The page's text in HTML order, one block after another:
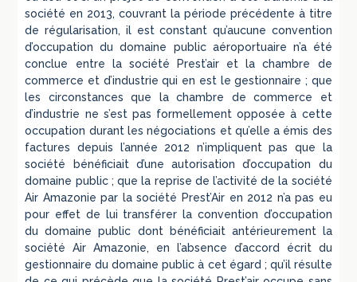
société en 2013, couvrant la période précédente à titre
de régularisation, il est constant qu’aucune convention
d’occupation du domaine public aéroportuaire n’a été
conclue entre la société Prest’air et la chambre de
commerce et d’industrie qui en est le gestionnaire ; que
les circonstances que la chambre de commerce et
d’industrie ne s’est pas formellement opposée à cette
occupation durant les négociations et qu’elle a émis des
factures depuis l’année 2012 n’impliquent pas que la
société bénéficiait d’une autorisation d’occupation du
domaine public ; que la reprise de l’activité de la société
Air Amazonie par la société Prest’Air en 2012 n’a pas eu
pour effet de lui transférer la convention d’occupation
du domaine public dont bénéficiait antérieurement la
société Air Amazonie, en l’absence d’accord écrit du
gestionnaire du domaine public à cet égard ; qu’il résulte